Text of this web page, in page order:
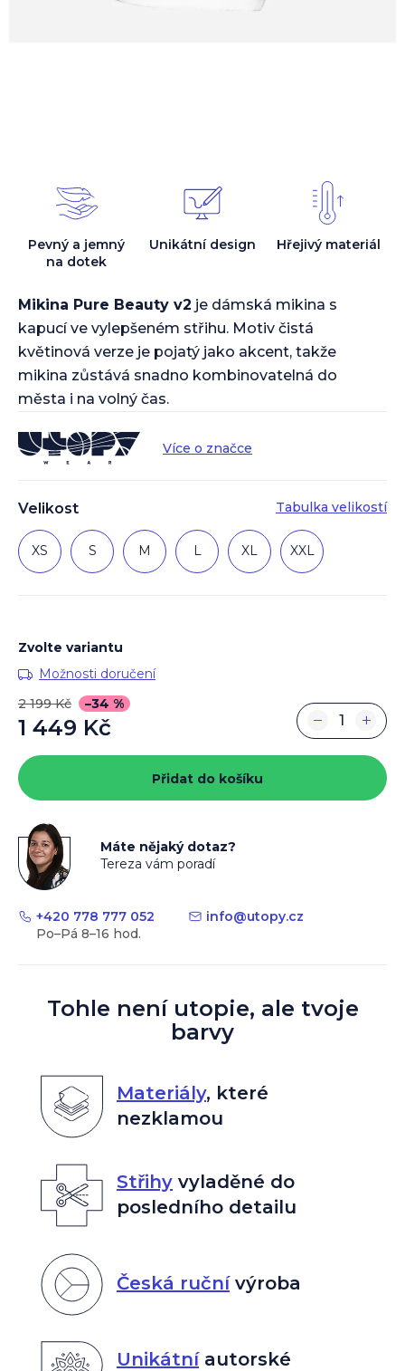
Velikost Tabulka velikostí
XS S M L XL XXL
Mikina Pure Beauty v2 je dámská mikina s
kapucí ve vylepšeném střihu. Motiv čistá
květinová verze je pojatý jako akcent, takže
mikina zůstává snadno kombinovatelná do
města i na volný čas.
Více o značce
Pevný a jemný
na dotek
Unikátní design Hřejivý materiál
Zvolte variantu
Možnosti doručení
2 199 Kč
–34 %
1 449 Kč
cena:
+
−
Přidat do košíku
Máte nějaký dotaz?
Tereza vám poradí
+420 778 777 052 info@utopy.cz
Tohle není utopie, ale tvoje
barvy
Materiály, které
nezklamou
Střihyvyladěné do
posledního detailu
Česká ručnívýroba
Unikátníautorské